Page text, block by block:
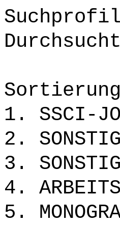
1. SSCI-
2.
3.
4.
5.